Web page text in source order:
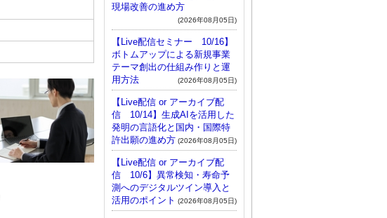
現場改善の進め方
(2026年08月05日)
【Live配信セミナー 10/16】
ボトムアップによる新規事業
テーマ創出の仕組み作りと運
用方法
(2026年08月05日)
【Live配信 or アーカイブ配
信 10/14】生成AIを活用した
発明の言語化と国内・国際特
許出願の進め方 (2026年08月05日)
【Live配信 or アーカイブ配
信 10/6】異常検知・寿命予
測へのデジタルツイン導入と
活用のポイント (2026年08月05日)